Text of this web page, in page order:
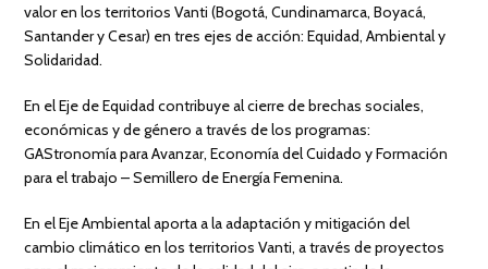
valor en los territorios Vanti (Bogotá, Cundinamarca, Boyacá,
Santander y Cesar) en tres ejes de acción: Equidad, Ambiental y
Solidaridad.
En el Eje de Equidad contribuye al cierre de brechas sociales,
económicas y de género a través de los programas:
GAStronomía para Avanzar, Economía del Cuidado y Formación
para el trabajo – Semillero de Energía Femenina.
En el Eje Ambiental aporta a la adaptación y mitigación del
cambio climático en los territorios Vanti, a través de proyectos